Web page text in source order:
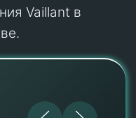
Vaillant в